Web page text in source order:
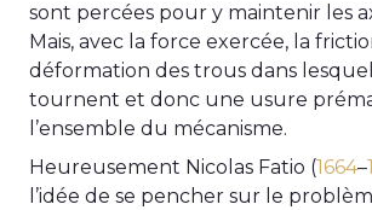
sont percées pour y maintenir les
Mais, avec la force exercée, la
déformation des trous dans
tournent et donc une usure
l’ensemble du mécanisme.
Heureusement Nicolas Fatio (1664–
l’idée de se pencher sur le